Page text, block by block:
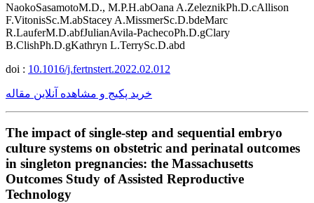
NaokoSasamotoM.D., M.P.H.abOana A.ZeleznikPh.D.cAllison
F.VitonisSc.M.abStacey A.MissmerSc.D.bdeMarc
R.LauferM.D.abfJulianAvila-PachecoPh.D.gClary
B.ClishPh.D.gKathryn L.TerrySc.D.abd
doi : 10.1016/j.fertnstert.2022.02.012
خرید پکیج و مشاهده آنلاین مقاله
The impact of single-step and sequential embryo
culture systems on obstetric and perinatal outcomes
in singleton pregnancies: the Massachusetts
Outcomes Study of Assisted Reproductive
Technology